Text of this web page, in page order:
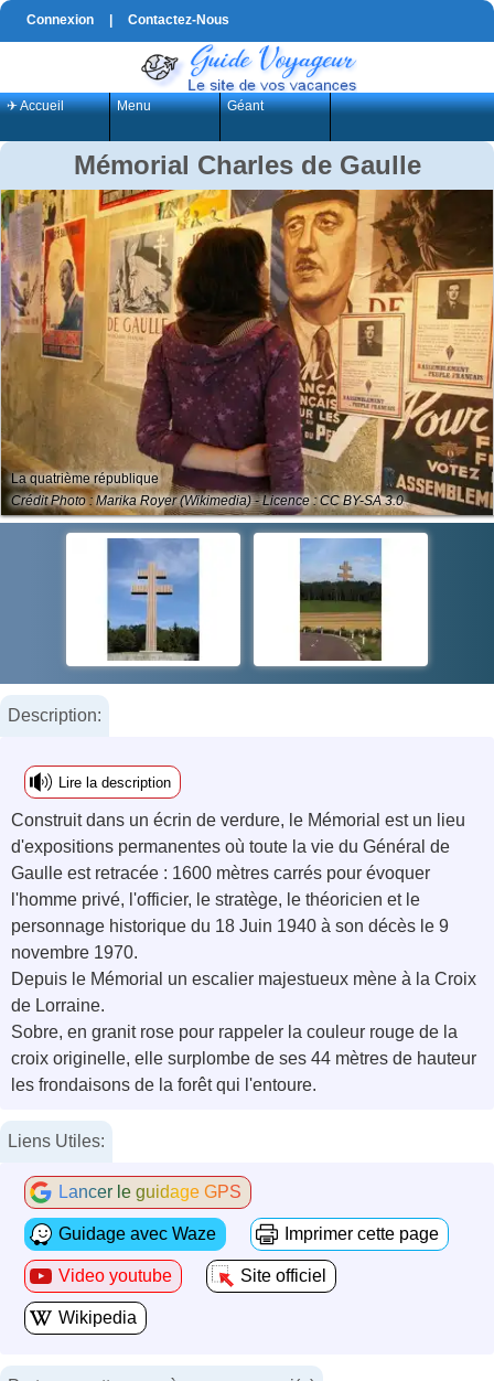
Connexion Contactez-Nous
✈ Accueil Menu Géant
Mémorial Charles de Gaulle
La quatrième république
Crédit Photo : Marika Royer (Wikimedia) - Licence : CC BY-SA 3.0
Description:
Lire la description
Construit dans un écrin de verdure, le Mémorial est un lieu
d'expositions permanentes où toute la vie du Général de
Gaulle est retracée : 1600 mètres carrés pour évoquer
l'homme privé, l'officier, le stratège, le théoricien et le
personnage historique du 18 Juin 1940 à son décès le 9
novembre 1970.
Depuis le Mémorial un escalier majestueux mène à la Croix
de Lorraine.
Sobre, en granit rose pour rappeler la couleur rouge de la
croix originelle, elle surplombe de ses 44 mètres de hauteur
les frondaisons de la forêt qui l'entoure.
Liens Utiles:
Lancer le guidage GPS
Guidage avec Waze Imprimer cette page
Video youtube Site officiel
Wikipedia